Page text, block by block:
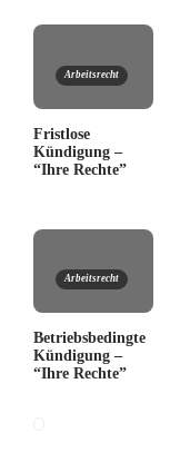
Arbeitsrecht
Fristlose
Kündigung –
“Ihre Rechte”
Arbeitsrecht
Betriebsbedingte
Kündigung –
“Ihre Rechte”